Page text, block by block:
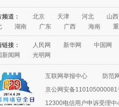
道： 北京 天津 河北
山西
湖南 广东 广西 海南
接： 人民网 新华网
中国网
新闻网
光明网
互联网举报中心
防范
京公网安备110105000081
12300电信用户申诉受理中